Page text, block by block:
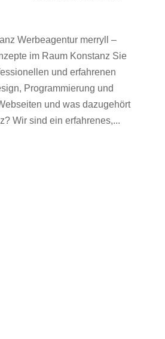
Werbeagentur merryll –
im Raum Konstanz Sie
und erfahrenen
Programmierung und
und was dazugehört
Wir sind ein erfahrenes,...